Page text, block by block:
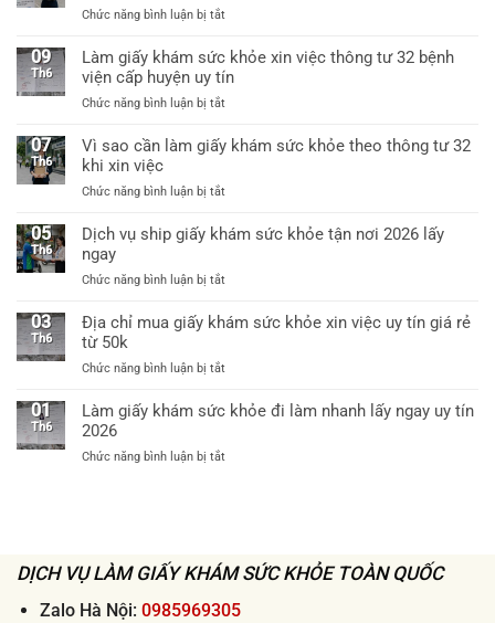
có
lai
a4
xin
việc
không?
Chức năng bình luận bị tắtở
chỉ
uy
tại
Nội
khỏe
từ
09
Th6
Làm giấy khám sức khỏe xin việc thông tư 32 bệnh
viện cấp huyện uy tín
Chức năng bình luận bị tắtở
giấy
khỏe
việc
viện
huyện
tín
07
Th6
Vì sao cần làm giấy khám sức khỏe theo thông tư 32
khi xin việc
Chức năng bình luận bị tắtở
sao
giấy
sức
32
xin
05
Th6
Dịch vụ ship giấy khám sức khỏe tận nơi 2026 lấy
ngay
Chức năng bình luận bị tắtở
vụ
khám
khỏe
03
Th6
Địa chỉ mua giấy khám sức khỏe xin việc uy tín giá rẻ
từ 50k
Chức năng bình luận bị tắtở
chỉ
khám
tín
rẻ
01
Th6
Làm giấy khám sức khỏe đi làm nhanh lấy ngay uy tín
2026
Chức năng bình luận bị tắtở
đi
nhanh
DỊCH VỤ LÀM GIẤY KHÁM SỨC KHỎE TOÀN QUỐC
Zalo Hà Nội: 0985969305